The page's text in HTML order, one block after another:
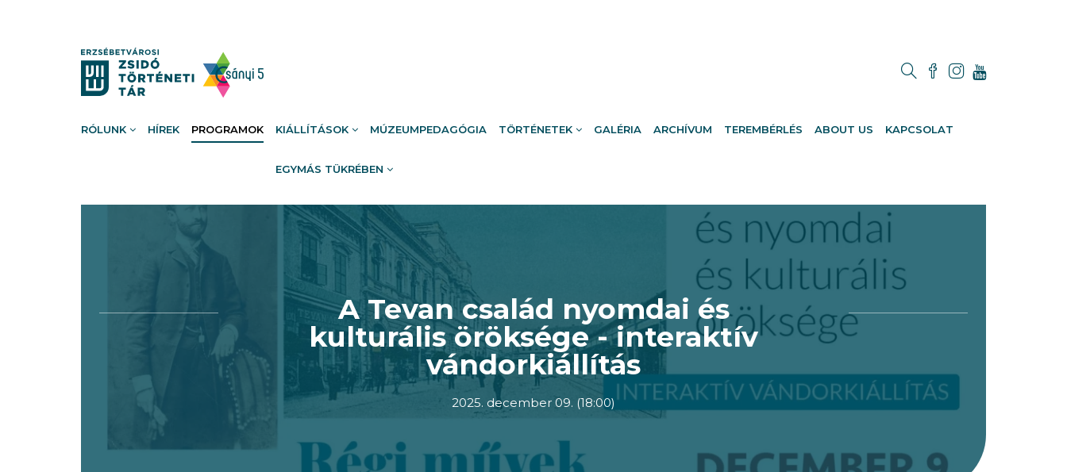
RÓLUNK HÍREK PROGRAMOK KIÁLLÍTÁSOK MÚZEUMPEDAGÓGIA TÖRTÉNETEK GALÉRIA ARCHÍVUM TEREMBÉRLÉS ABOUT US KAPCSOLAT
EGYMÁS TÜKRÉBEN
A Tevan család nyomdai és
kulturális öröksége - interaktív
vándorkiállítás
2025. december 09. (18:00)